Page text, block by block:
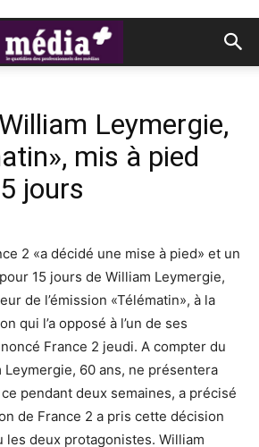
Leymergie,
mis à pied
jours
2 «a décidé une mise à pied» et un
15 jours de William Leymergie,
de l’émission «Télématin», à la
qui l’a opposé à l’un de ses
France 2 jeudi. A compter du
Leymergie, 60 ans, ne présentera
pendant deux semaines, a précisé
de France 2 a pris cette décision
les deux protagonistes. William